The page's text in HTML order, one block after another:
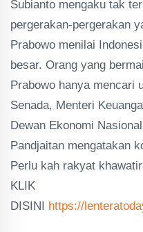
Subianto mengaku tak
pergerakan-pergerakan
Prabowo menilai
besar. Orang yang
Prabowo hanya mencari
Senada, Menteri
Dewan Ekonomi
Pandjaitan mengatakan
Perlu kah rakyat
KLIK
DISINI https://